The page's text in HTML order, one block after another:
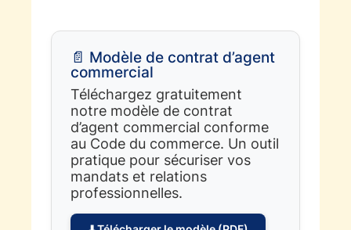
📄 Modèle de contrat d’agent
commercial
Téléchargez gratuitement
notre modèle de contrat
d’agent commercial conforme
au Code du commerce. Un outil
pratique pour sécuriser vos
mandats et relations
professionnelles.